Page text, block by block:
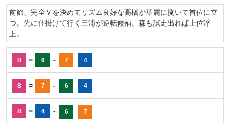
前節、完全Ｖを決めてリズム良好な高橋が華麗に捌いて首位に立
つ。先に仕掛けて行く三浦が逆転候補。森も試走出れば上位浮
上。
8 = 6 - 7 4
8 = 7 - 6 4
8 = 4 - 6 7